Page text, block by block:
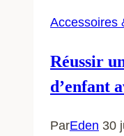
Accessoires
Réussir
d’enfant
ParEden 30